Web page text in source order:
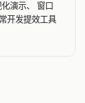
演示、 窗口
开发提效工具